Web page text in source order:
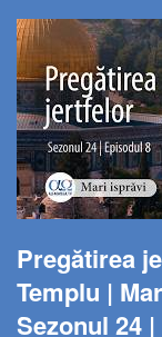
Pregătirea
Templu |
Sezonul 24